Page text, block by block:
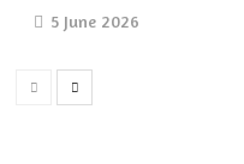
5 June 2026